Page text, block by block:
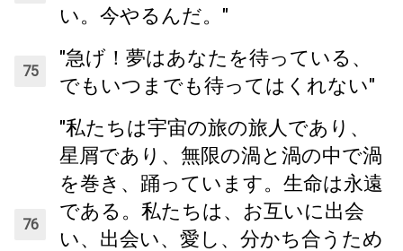
い。今やるんだ。"
"急げ！夢はあなたを待っている、
でもいつまでも待ってはくれない"
"私たちは宇宙の旅の旅人であり、
星屑であり、無限の渦と渦の中で渦
を巻き、踊っています。生命は永遠
である。私たちは、お互いに出会
い、出会い、愛し、分かち合うため